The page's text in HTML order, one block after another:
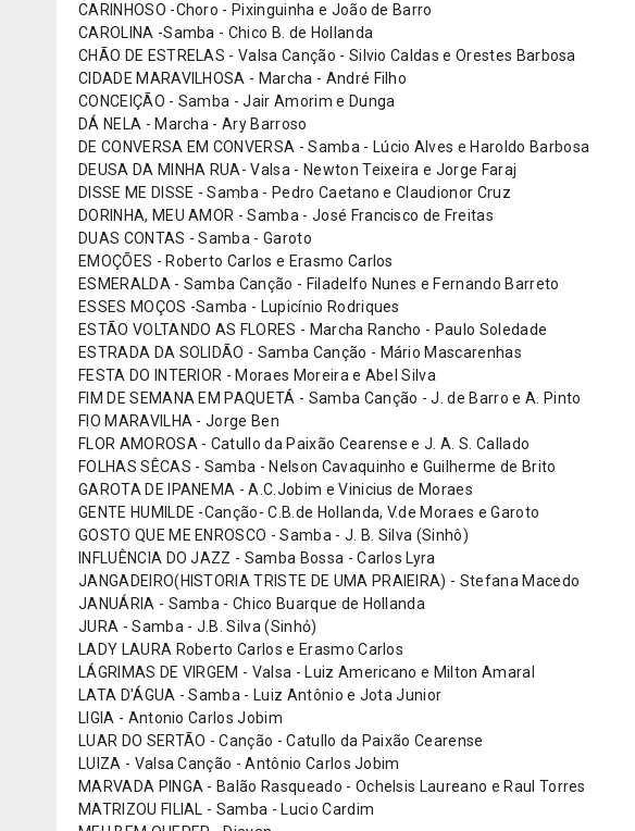
CARINHOSO -Choro - Pixinguinha e João de Barro
CAROLINA -Samba - Chico B. de Hollanda
CHÃO DE ESTRELAS - Valsa Canção - Silvio Caldas e Orestes Barbosa
CIDADE MARAVILHOSA - Marcha - André Filho
CONCEIÇÃO - Samba - Jair Amorim e Dunga
DÁ NELA - Marcha - Ary Barroso
DE CONVERSA EM CONVERSA - Samba - Lúcio Alves e Haroldo Barbosa
DEUSA DA MINHA RUA- Valsa - Newton Teixeira e Jorge Faraj
DISSE ME DISSE - Samba - Pedro Caetano e Claudionor Cruz
DORINHA, MEU AMOR - Samba - José Francisco de Freitas
DUAS CONTAS - Samba - Garoto
EMOÇÕES - Roberto Carlos e Erasmo Carlos
ESMERALDA - Samba Canção - Filadelfo Nunes e Fernando Barreto
ESSES MOÇOS -Samba - Lupicínio Rodriques
ESTÃO VOLTANDO AS FLORES - Marcha Rancho - Paulo Soledade
ESTRADA DA SOLIDÃO - Samba Canção - Mário Mascarenhas
FESTA DO INTERIOR - Moraes Moreira e Abel Silva
FIM DE SEMANA EM PAQUETÁ - Samba Canção - J. de Barro e A. Pinto
FIO MARAVILHA - Jorge Ben
FLOR AMOROSA - Catullo da Paixão Cearense e J. A. S. Callado
FOLHAS SÊCAS - Samba - Nelson Cavaquinho e Guilherme de Brito
GAROTA DE IPANEMA - A.C.Jobim e Vinicius de Moraes
GENTE HUMILDE -Canção- C.B.de Hollanda, V.de Moraes e Garoto
GOSTO QUE ME ENROSCO - Samba - J. B. Silva (Sinhô)
INFLUÊNCIA DO JAZZ - Samba Bossa - Carlos Lyra
JANGADEIRO(HISTORIA TRISTE DE UMA PRAIEIRA) - Stefana Macedo
JANUÁRIA - Samba - Chico Buarque de Hollanda
JURA - Samba - J.B. Silva (Sinhỏ)
LADY LAURA Roberto Carlos e Erasmo Carlos
LÁGRIMAS DE VIRGEM - Valsa - Luiz Americano e Milton Amaral
LATA D'ÁGUA - Samba - Luiz Antônio e Jota Junior
LIGIA - Antonio Carlos Jobim
LUAR DO SERTÃO - Canção - Catullo da Paixão Cearense
LUIZA - Valsa Canção - Antônio Carlos Jobim
MARVADA PINGA - Balão Rasqueado - Ochelsis Laureano e Raul Torres
MATRIZOU FILIAL - Samba - Lucio Cardim